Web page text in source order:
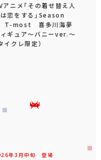
アニメ「その着せ替え人
恋をする」Season
most 喜多川海夢
ギュア～バニーver.～
イクレ限定）
年3 月中旬 登場